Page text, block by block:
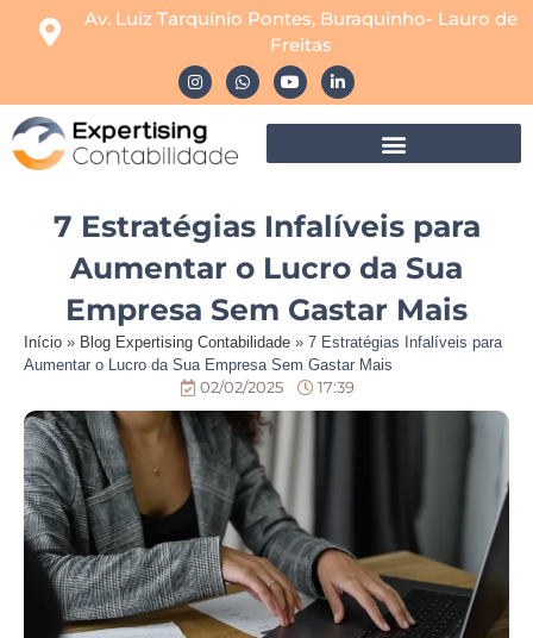
Av. Luiz Tarquínio Pontes, Buraquinho- Lauro de
Freitas
7 Estratégias Infalíveis para
Aumentar o Lucro da Sua
Empresa Sem Gastar Mais
Início » Blog Expertising Contabilidade » 7 Estratégias Infalíveis para
Aumentar o Lucro da Sua Empresa Sem Gastar Mais
02/02/2025 17:39